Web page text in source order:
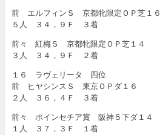
前 エルフィンＳ 京都牝限定ＯＰ芝１６
５人 ３４，９Ｆ ３着
前々 紅梅Ｓ 京都牝限定ＯＰ芝１４
３人 ３４，９Ｆ ２着
１６ ラヴェリータ 四位
前 ヒヤシンスＳ 東京ＯＰダ１６
２人 ３６，４Ｆ ３着
前々 ポインセチア賞 阪神５下ダ１４
１人 ３７，３Ｆ １着